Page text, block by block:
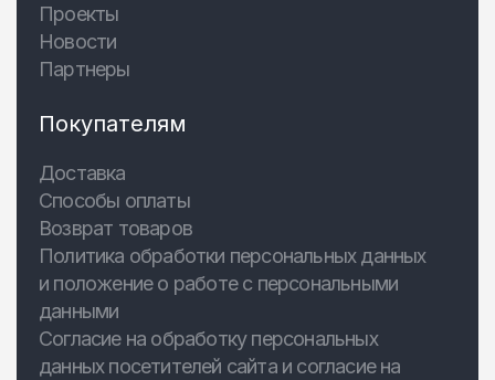
Проекты
Новости
Партнеры
Покупателям
Доставка
Способы оплаты
Возврат товаров
Политика обработки персональных данных
и положение о работе с персональными
данными
Согласие на обработку персональных
данных посетителей сайта и согласие на